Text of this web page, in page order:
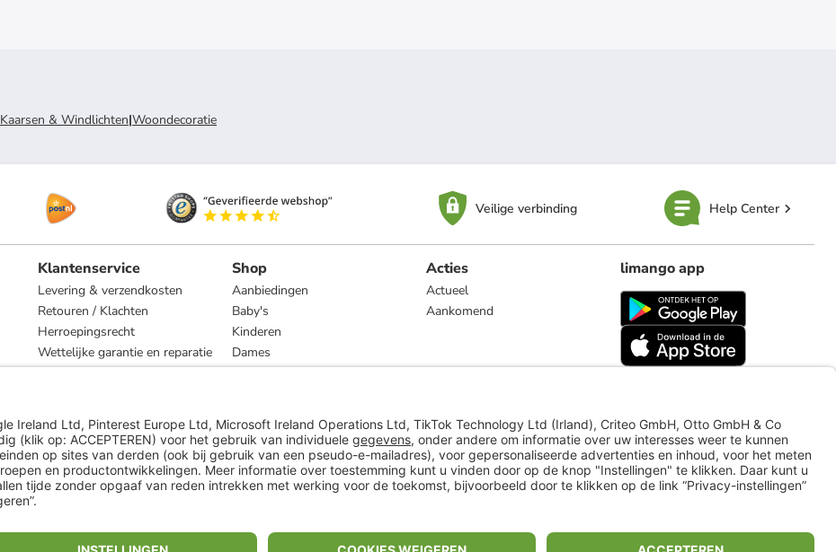
Kaarsen & Windlichten|Woondecoratie
Veilige verbinding Help Center
Klantenservice
Levering & verzendkosten
Retouren / Klachten
Herroepingsrecht
Wettelijke garantie en reparatie
Shop
Aanbiedingen
Baby's
Kinderen
Dames
Heren
Acties
Actueel
Aankomend
limango app
limango.de limango.pl
** Alle prijsopgaven zijn inclusief belasting en exclusief verzendkosten
ᵃ Bij een minimale bestelwaarde van €15.